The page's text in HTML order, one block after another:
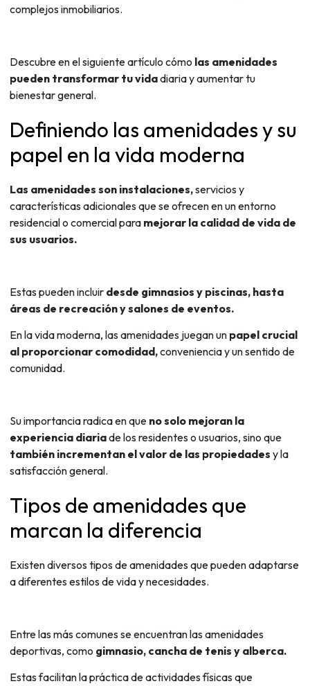
complejos inmobiliarios.
Descubre en el siguiente artículo cómo las amenidades
pueden transformar tu vidadiaria y aumentar tu
bienestar general.
Definiendo las amenidades y su
papel en la vida moderna
Las amenidades son instalaciones,servicios y
características adicionales que se ofrecen en un entorno
residencial o comercial para mejorar la calidad de vida de
sus usuarios.
Estas pueden incluir desde gimnasios y piscinas, hasta
áreas de recreación y salones de eventos.
En la vida moderna, las amenidades juegan un papel crucial
al proporcionar comodidad,conveniencia y un sentido de
comunidad.
Su importancia radica en que no solo mejoran la
experiencia diariade los residentes o usuarios, sino que
también incrementan el valor de las propiedades y la
satisfacción general.
Tipos de amenidades que
marcan la diferencia
Existen diversos tipos de amenidades que pueden adaptarse
a diferentes estilos de vida y necesidades.
Entre las más comunes se encuentran las amenidades
deportivas, como gimnasio, cancha de tenis y alberca.
Estas facilitan la práctica de actividades físicas que